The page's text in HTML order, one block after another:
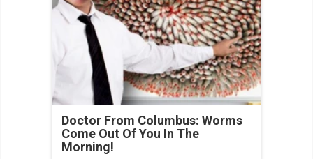
Doctor From Columbus: Worms
Come Out Of You In The
Morning!